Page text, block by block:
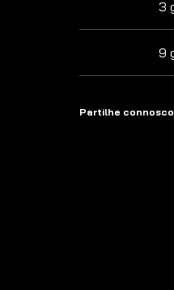
3
9
Partilhe